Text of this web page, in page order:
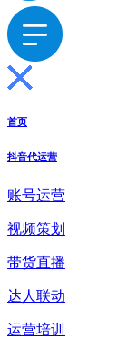
首页
抖音代运营
账号运营
视频策划
带货直播
达人联动
运营培训